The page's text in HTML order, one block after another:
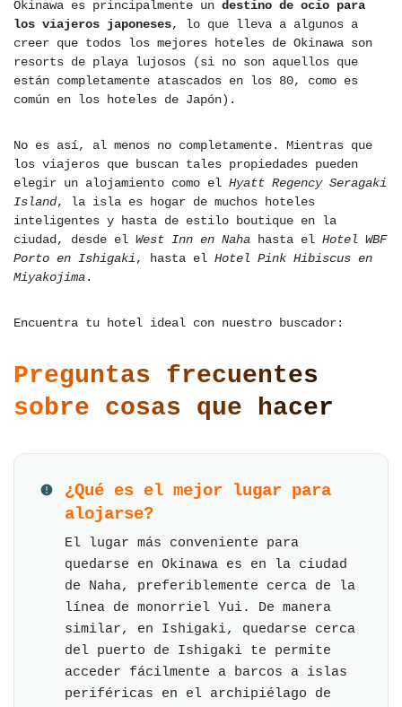
Okinawa es principalmente un destino de ocio para
los viajeros japoneses, lo que lleva a algunos a
creer que todos los mejores hoteles de Okinawa son
resorts de playa lujosos (si no son aquellos que
están completamente atascados en los 80, como es
común en los hoteles de Japón).
No es así, al menos no completamente. Mientras que
los viajeros que buscan tales propiedades pueden
elegir un alojamiento como el Hyatt Regency Seragaki
Island, la isla es hogar de muchos hoteles
inteligentes y hasta de estilo boutique en la
ciudad, desde el West Inn en Naha hasta el Hotel WBF
Porto en Ishigaki, hasta el Hotel Pink Hibiscus en
Miyakojima.
Encuentra tu hotel ideal con nuestro buscador:
Preguntas frecuentes
sobre cosas que hacer
¿Qué es el mejor lugar para
alojarse?
El lugar más conveniente para
quedarse en Okinawa es en la ciudad
de Naha, preferiblemente cerca de la
línea de monorriel Yui. De manera
similar, en Ishigaki, quedarse cerca
del puerto de Ishigaki te permite
acceder fácilmente a barcos a islas
periféricas en el archipiélago de